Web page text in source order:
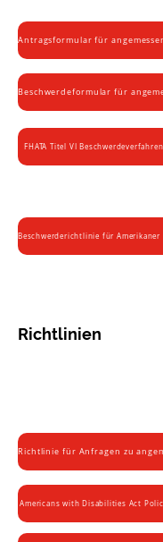
Formen
Richtlinien
FHATA Titel VI
Americans with Disabilities Act